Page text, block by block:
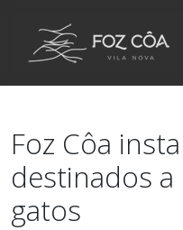
Foz Côa
destinados
gatos